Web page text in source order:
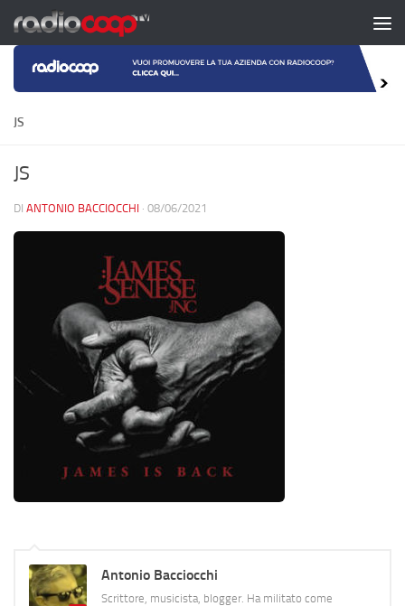
Salta al contenuto
JS
JS
DI ANTONIO BACCIOCCHI · 08/06/2021
Antonio Bacciocchi
Scrittore, musicista, blogger. Ha militato come